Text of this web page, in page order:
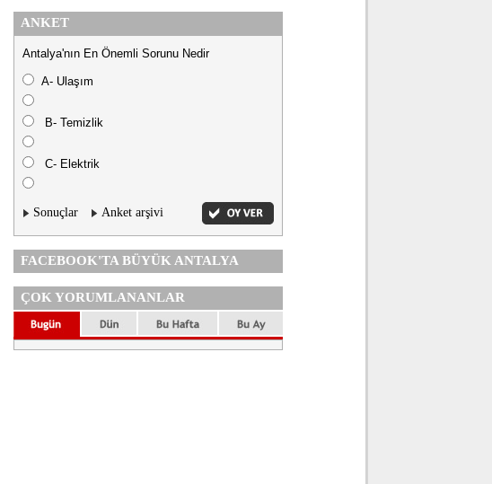
ANKET
Antalya'nın En Önemli Sorunu Nedir
A- Ulaşım
B- Temizlik
C- Elektrik
Sonuçlar Anket arşivi
FACEBOOK'TA BÜYÜK ANTALYA
ÇOK YORUMLANANLAR